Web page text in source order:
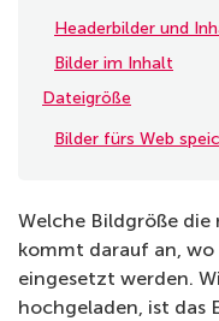
Headerbilder und
Bilder im Inhalt
Dateigröße
Bilder fürs Web
Welche Bildgröße
kommt darauf an, wo
eingesetzt werden.
hochgeladen, ist das